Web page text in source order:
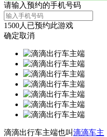
请输入预约的手机号码
1500人已预约此游戏
确定取消
滴滴出行车主端也叫滴滴车主